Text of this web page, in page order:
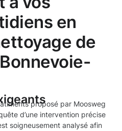
en
de
proposé par Moosweg
d’une intervention précise
soigneusement analysé afin